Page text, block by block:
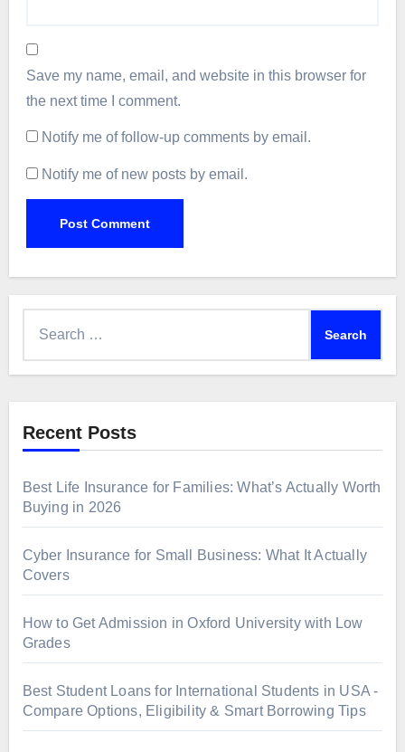
Save my name, email, and website in this browser for
the next time I comment.
Notify me of follow-up comments by email.
Notify me of new posts by email.
Recent Posts
Best Life Insurance for Families: What’s Actually Worth
Buying in 2026
Cyber Insurance for Small Business: What It Actually
Covers
How to Get Admission in Oxford University with Low
Grades
Best Student Loans for International Students in USA -
Compare Options, Eligibility & Smart Borrowing Tips